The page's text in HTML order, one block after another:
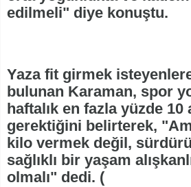
edilmeli" diye konuştu.
Yaza fit girmek
bulunan Karaman, spor
haftalık en fazla yüzde 10
gerektiğini belirterek,
kilo vermek değil,
sağlıklı bir yaşam
olmalı" dedi. (